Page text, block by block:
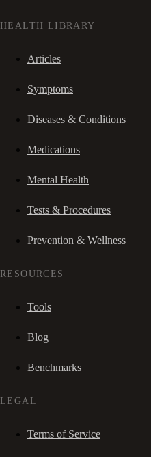
HEALTH LIBRARY
Articles
Symptoms
Diseases & Conditions
Medications
Mental Health
Tests & Procedures
Prevention & Wellness
RESOURCES
Tools
Blog
Benchmarks
LEGAL
Terms of Service